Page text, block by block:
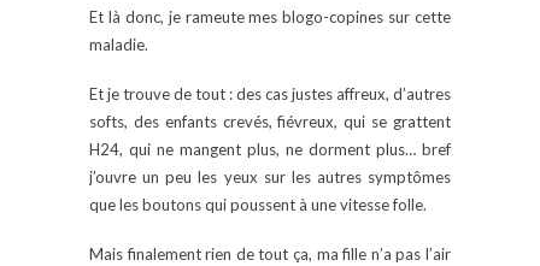
Et là donc, je rameute mes blogo-copines sur cette
maladie.
Et je trouve de tout : des cas justes affreux, d’autres
softs, des enfants crevés, fiévreux, qui se grattent
H24, qui ne mangent plus, ne dorment plus… bref
j’ouvre un peu les yeux sur les autres symptômes
que les boutons qui poussent à une vitesse folle.
Mais finalement rien de tout ça, ma fille n’a pas l’air